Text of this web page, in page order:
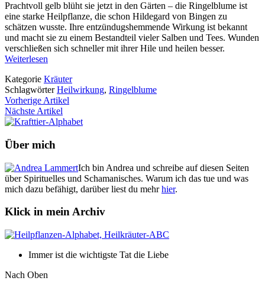
Prachtvoll gelb blüht sie jetzt in den Gärten – die Ringelblume ist
eine starke Heilpflanze, die schon Hildegard von Bingen zu
schätzen wusste. Ihre entzündugshemmende Wirkung ist bekannt
und macht sie zu einem Bestandteil vieler Salben und Tees. Wunden
verschließen sich schneller mit ihrer Hile und heilen besser.
Weiterlesen
Kategorie Kräuter
SchlagwörterHeilwirkung, Ringelblume
Vorherige Artikel
Nächste Artikel
Über mich
Ich bin Andrea und schreibe auf diesen Seiten
über Spirituelles und Schamanisches. Warum ich das tue und was
mich dazu befähigt, darüber liest du mehrhier.
Klick in mein Archiv
Immer ist die wichtigste Tat die Liebe
Nach Oben